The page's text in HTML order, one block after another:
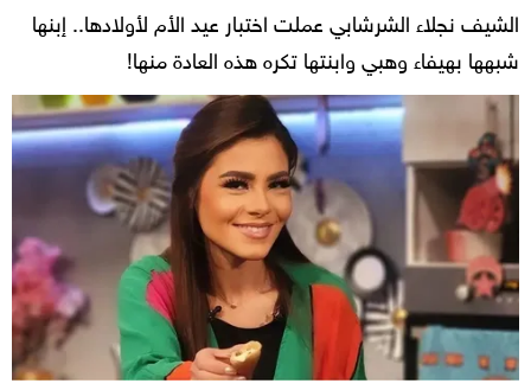
الشيف نجلاء الشرشابي عملت اختبار عيد الأم لأولادها.. إبنها
شبهها بهيفاء وهبي وابنتها تكره هذه العادة منها!